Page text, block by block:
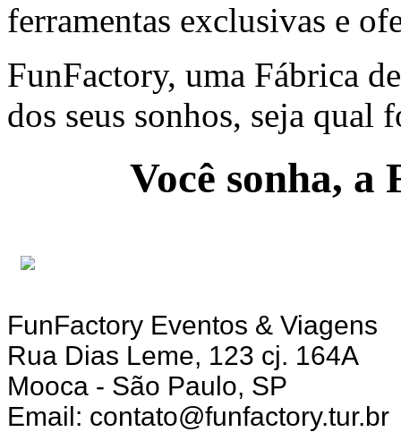
ferramentas exclusivas e
FunFactory, uma Fábrica
dos seus sonhos, seja qual
Você sonha,
FunFactory Eventos & Viagens
Rua Dias Leme, 123 cj. 164A
Mooca - São Paulo, SP
Email: contato@funfactory.tur.br